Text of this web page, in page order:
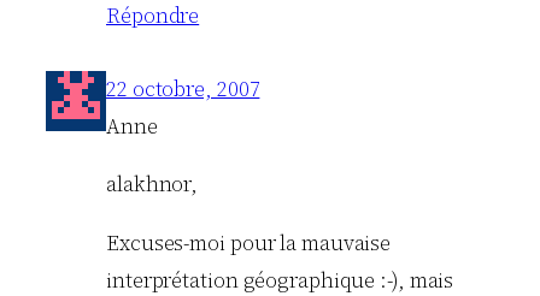
Répondre
22 octobre, 2007
Anne
alakhnor,
Excuses-moi pour la mauvaise
interprétation géographique :-), mais